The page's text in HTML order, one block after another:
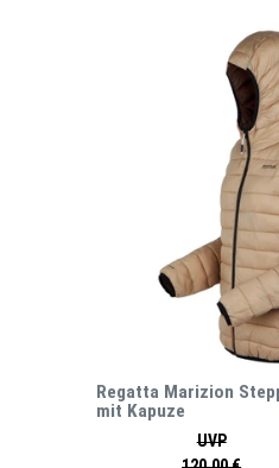
Regatta Marizion
mit Kapuze
UVP